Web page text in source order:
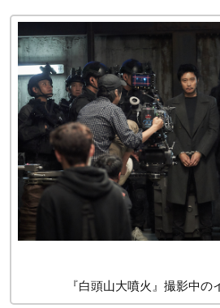
『白頭山大噴火』撮影中の